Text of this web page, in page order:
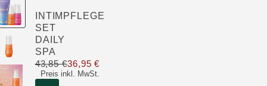
INTIMPFLEGE
SET
DAILY
SPA
Preis inkl. MwSt.
43,85 €36,95 €Nur 36,95 € statt 43,85 €